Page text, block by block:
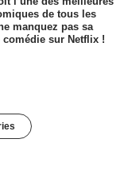
de tous les
manquez pas sa
sur Netflix !